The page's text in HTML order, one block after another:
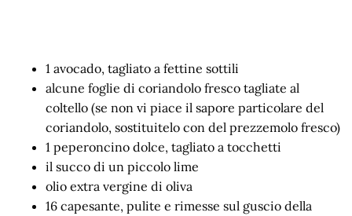
1 avocado, tagliato a fettine sottili
alcune foglie di coriandolo fresco tagliate al
coltello (se non vi piace il sapore particolare del
coriandolo, sostituitelo con del prezzemolo fresco)
1 peperoncino dolce, tagliato a tocchetti
il succo di un piccolo lime
olio extra vergine di oliva
16 capesante, pulite e rimesse sul guscio della